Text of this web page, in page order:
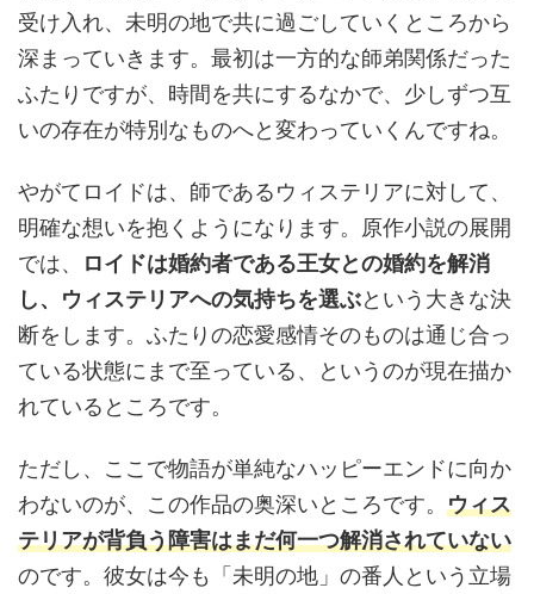
受け入れ、未明の地で共に過ごしていくところから
深まっていきます。最初は一方的な師弟関係だった
ふたりですが、時間を共にするなかで、少しずつ互
いの存在が特別なものへと変わっていくんですね。
やがてロイドは、師であるウィステリアに対して、
明確な想いを抱くようになります。原作小説の展開
では、
ロイドは婚約者である王女との婚約を解消
し、ウィステリアへの気持ちを選ぶという大きな決
断をします。ふたりの恋愛感情そのものは通じ合っ
ている状態にまで至っている、というのが現在描か
れているところです。
ただし、ここで物語が単純なハッピーエンドに向か
わないのが、この作品の奥深いところです。 ウィス
テリアが背負う障害はまだ何一つ解消されていない
のです。彼女は今も「未明の地」の番人という立場